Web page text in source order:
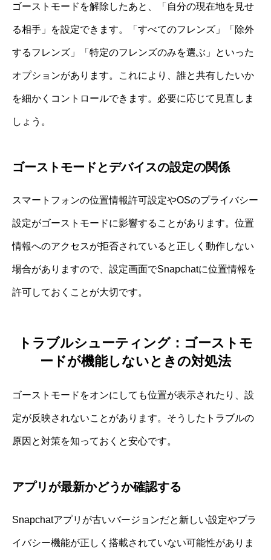
ゴーストモードを解除したあと、「自分の現在地を見せ
る相手」を設定できます。「すべてのフレンズ」「除外
するフレンズ」「特定のフレンズのみを選ぶ」といった
オプションがあります。これにより、誰と共有したいか
を細かくコントロールできます。必要に応じて見直しま
しょう。
ゴーストモードとデバイスの設定の関係
スマートフォンの位置情報許可設定やOSのプライバシー
設定がゴーストモードに影響することがあります。位置
情報へのアクセスが拒否されていると正しく動作しない
場合がありますので、設定画面でSnapchatに位置情報を
許可しておくことが大切です。
トラブルシューティング：ゴーストモ
ードが機能しないときの対処法
ゴーストモードをオンにしても位置が表示されたり、設
定が反映されないことがあります。そうしたトラブルの
原因と対策を知っておくと安心です。
アプリが最新かどうか確認する
Snapchatアプリが古いバージョンだと新しい設定やプラ
イバシー機能が正しく搭載されていない可能性がありま